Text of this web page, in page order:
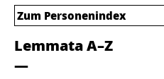
Lemmata A–Z
Zum Personenindex